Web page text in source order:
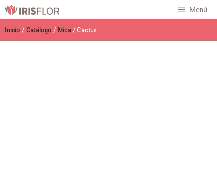
Menú
Inicio / Catálogo / Mica/ Cactus